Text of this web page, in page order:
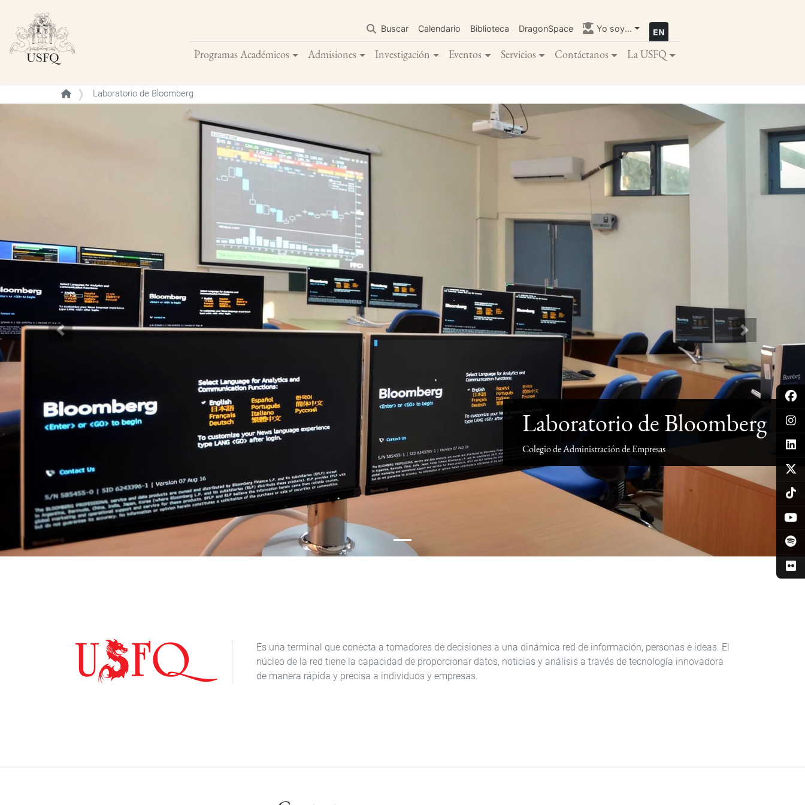
contenido
principal
Buscar Calendario Biblioteca DragonSpace Yo soy...
Programas Académicos Admisiones Investigación Eventos Servicios Contáctanos La USFQ
Buscar
Laboratorio de Bloomberg
Previous Next
Laboratorio de Bloomberg
Colegio de Administración de Empresas
Es una terminal que conecta a tomadores de decisiones a una dinámica red de información, personas e ideas. El
núcleo de la red tiene la capacidad de proporcionar datos, noticias y análisis a través de tecnología innovadora
de manera rápida y precisa a individuos y empresas.